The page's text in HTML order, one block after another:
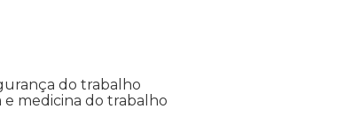
do trabalho
e medicina do trabalho